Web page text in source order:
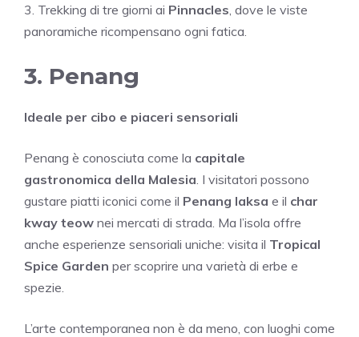
3. Trekking di tre giorni ai Pinnacles , dove le viste
panoramiche ricompensano ogni fatica.
3. Penang
Ideale per cibo e piaceri sensoriali
Penang è conosciuta come la capitale
gastronomica della Malesia . I visitatori possono
gustare piatti iconici come il Penang laksa e il char
kway teow nei mercati di strada. Ma l’isola offre
anche esperienze sensoriali uniche: visita il Tropical
Spice Garden per scoprire una varietà di erbe e
spezie.
L’arte contemporanea non è da meno, con luoghi come